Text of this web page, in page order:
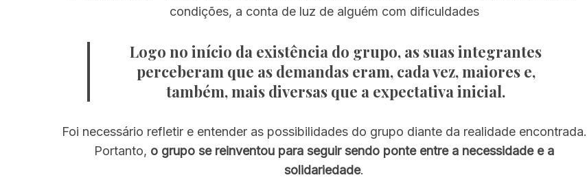
condições, a conta de luz de alguém com dificuldades
Logo no início da existência do grupo, as suas integrantes
perceberam que as demandas eram, cada vez, maiores e,
também, mais diversas que a expectativa inicial.
Foi necessário refletir e entender as possibilidades do grupo diante da realidade encontrada.
Portanto, o grupo se reinventou para seguir sendo ponte entre a necessidade e a
solidariedade.